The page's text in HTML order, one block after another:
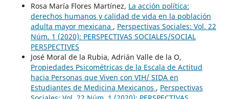
Rosa María Flores Martínez, La acción política:
derechos humanos y calidad de vida en la población
adulta mayor mexicana , Perspectivas Sociales: Vol. 22
Núm. 1 (2020): PERSPECTIVAS SOCIALES/SOCIAL
PERSPECTIVES
José Moral de la Rubia, Adrián Valle de la O,
Propiedades Psicométricas de la Escala de Actitud
hacia Personas que Viven con VIH/ SIDA en
Estudiantes de Medicina Mexicanos , Perspectivas